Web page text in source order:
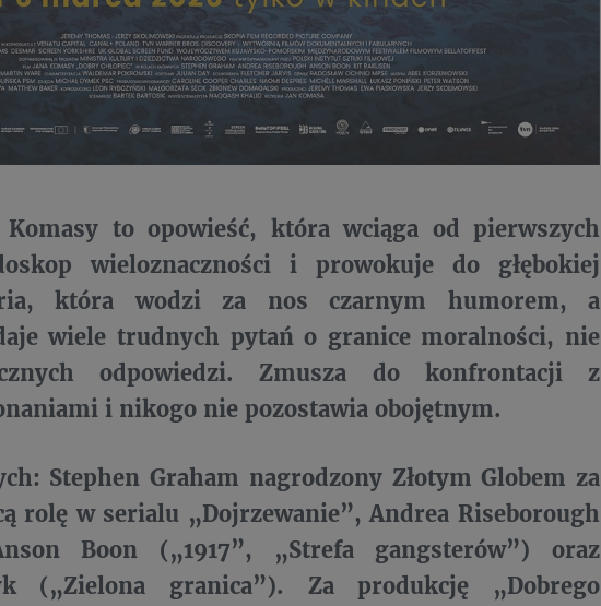
to opowieść, która wciąga od pierwszych
wieloznaczności i prowokuje do głębokiej
która wodzi za nos czarnym humorem, a
wiele trudnych pytań o granice moralności, nie
odpowiedzi. Zmusza do konfrontacji z
i nikogo nie pozostawia obojętnym.
Stephen Graham nagrodzony Złotym Globem za
rolę w serialu „Dojrzewanie”, Andrea Riseborough
Boon („1917”, „Strefa gangsterów”) oraz
(„Zielona granica”). Za produkcję „Dobrego